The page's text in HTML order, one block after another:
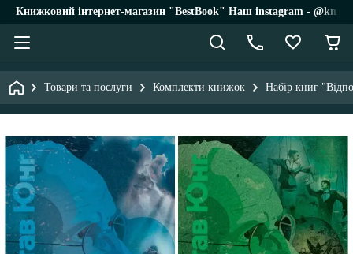
Книжковий інтернет-магазин "BestBook" Наш instagram -
Товари та послуги Комплекти книжок Набір книг